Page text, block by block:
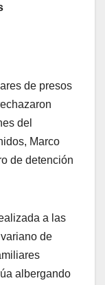
de presos
del
Marco
de detención
a las
de
albergando